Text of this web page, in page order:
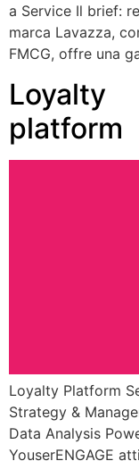
a Service Il brief:
marca Lavazza,
FMCG, offre una
Loyalty
platform
Loyalty Platform
Strategy &
Data Analysis
YouserENGAGE